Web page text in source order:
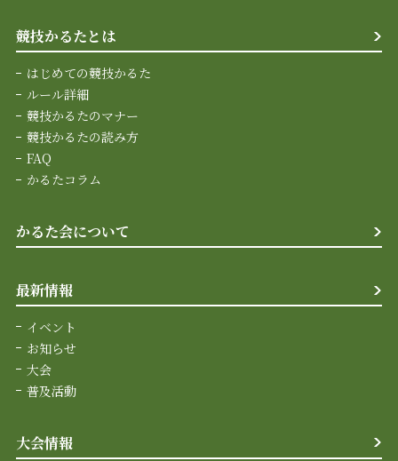
競技かるたとは
はじめての競技かるた
ルール詳細
競技かるたのマナー
競技かるたの読み方
FAQ
かるたコラム
かるた会について
最新情報
イベント
お知らせ
大会
普及活動
大会情報